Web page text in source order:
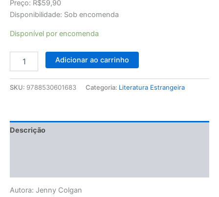
Preço: R$59,90
Disponibilidade: Sob encomenda
Disponível por encomenda
Adicionar ao carrinho
SKU: 9788530601683 Categoria: Literatura Estrangeira
Descrição
Autora: Jenny Colgan